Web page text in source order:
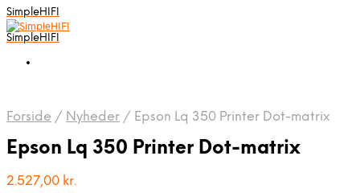
SimpleHIFI
SimpleHIFI
Forside / Nyheder / Epson Lq 350 Printer Dot-matrix
Epson Lq 350 Printer Dot-matrix
2.527,00 kr.